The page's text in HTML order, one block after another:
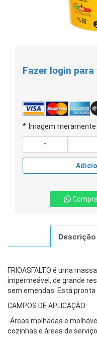
Fazer login para
* Imagem
-
Descrição
FRIOASFALTO é uma
impermeável, de grande
sem emendas. Está pronta
CAMPOS DE APLICAÇÃO:
-Áreas molhadas e
cozinhas e áreas de